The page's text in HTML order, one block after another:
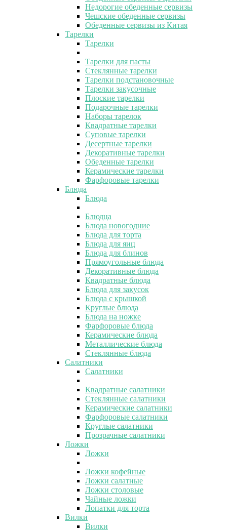
Недорогие обеденные сервизы
Чешские обеденные сервизы
Обеденные сервизы из Китая
Тарелки
Тарелки
Тарелки для пасты
Стеклянные тарелки
Тарелки подстановочные
Тарелки закусочные
Плоские тарелки
Подарочные тарелки
Наборы тарелок
Квадратные тарелки
Суповые тарелки
Десертные тарелки
Декоративные тарелки
Обеденные тарелки
Керамические тарелки
Фарфоровые тарелки
Блюда
Блюда
Блюдца
Блюда новогодние
Блюда для торта
Блюда для яиц
Блюда для блинов
Прямоугольные блюда
Декоративные блюда
Квадратные блюда
Блюда для закусок
Блюда с крышкой
Круглые блюда
Блюда на ножке
Фарфоровые блюда
Керамические блюда
Металлические блюда
Стеклянные блюда
Салатники
Салатники
Квадратные салатники
Стеклянные салатники
Керамические салатники
Фарфоровые салатники
Круглые салатники
Прозрачные салатники
Ложки
Ложки
Ложки кофейные
Ложки салатные
Ложки столовые
Чайные ложки
Лопатки для торта
Вилки
Вилки